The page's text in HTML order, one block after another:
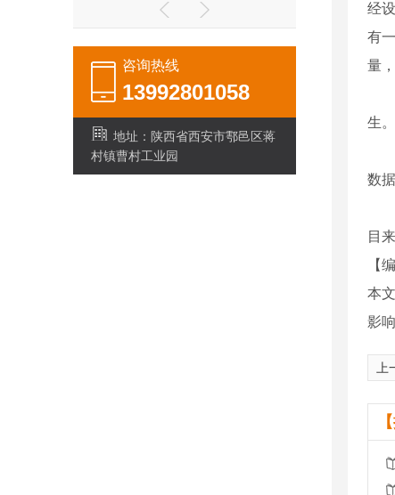
咨询热线
13992801058
地址：陕西省西安市鄠邑区蒋
村镇曹村工业园
经
有
量
郑
生
传
数
大
目
【
本
影
上